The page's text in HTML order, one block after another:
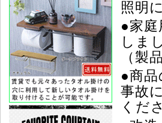
照明
●家
しま
（製
●商
事故
くだ